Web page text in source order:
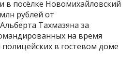
в посёлке Новомихайловский
рублей от
Тахмазяна за
на время
полицейских в гостевом доме